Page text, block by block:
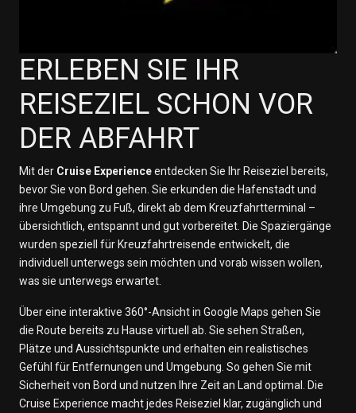
ERLEBEN SIE IHR
REISEZIEL SCHON VOR
DER ABFAHRT
Mit der Cruise Experienceentdecken Sie Ihr Reiseziel bereits,
bevor Sie von Bord gehen. Sie erkunden die Hafenstadt und
ihre Umgebung zu Fuß, direkt ab dem Kreuzfahrtterminal –
übersichtlich, entspannt und gut vorbereitet. Die Spaziergänge
wurden speziell für Kreuzfahrtreisende entwickelt, die
individuell unterwegs sein möchten und vorab wissen wollen,
was sie unterwegs erwartet.
Über eine interaktive 360°-Ansicht in Google Maps gehen Sie
die Route bereits zu Hause virtuell ab. Sie sehen Straßen,
Plätze und Aussichtspunkte und erhalten ein realistisches
Gefühl für Entfernungen und Umgebung. So gehen Sie mit
Sicherheit von Bord und nutzen Ihre Zeit an Land optimal. Die
Cruise Experience macht jedes Reiseziel klar, zugänglich und